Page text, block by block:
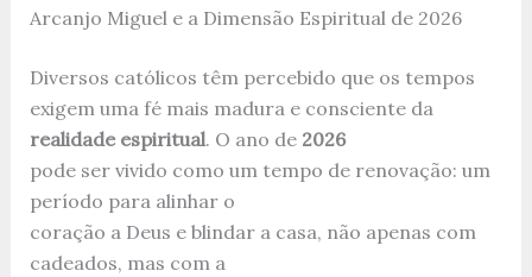
Arcanjo Miguel e a Dimensão Espiritual de 2026
Diversos católicos têm percebido que os tempos
exigem uma fé mais madura e consciente da
realidade espiritual. O ano de 2026
pode ser vivido como um tempo de renovação: um
período para alinhar o
coração a Deus e blindar a casa, não apenas com
cadeados, mas com a